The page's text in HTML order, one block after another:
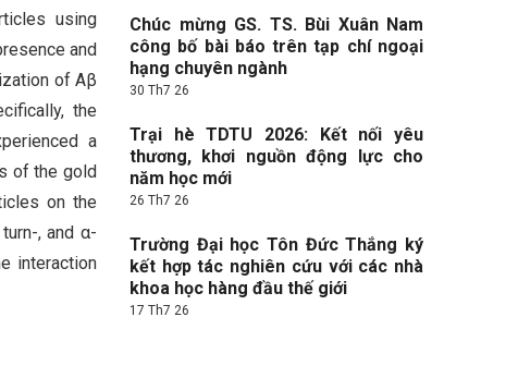
using
and
of Aβ
the
a
of the gold
on the
, and α-
interaction
Chúc mừng GS. TS. Bùi Xuân Nam
công bố bài báo trên tạp chí ngoại
hạng chuyên ngành
30 Th7 26
Trại hè TDTU 2026: Kết nối yêu
thương, khơi nguồn động lực cho
năm học mới
26 Th7 26
Trường Đại học Tôn Đức Thắng ký
kết hợp tác nghiên cứu với các nhà
khoa học hàng đầu thế giới
17 Th7 26